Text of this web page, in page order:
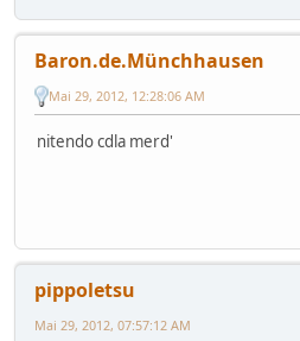
Baron.de.Münchhausen
Mai 29, 2012, 12:28:06 AM
nitendo cdla merd'
pippoletsu
Mai 29, 2012, 07:57:12 AM